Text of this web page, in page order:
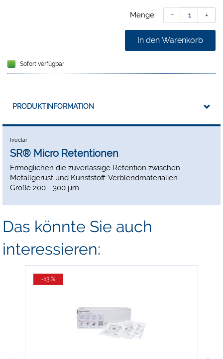
Menge:
In den Warenkorb
Sofort verfügbar
PRODUKTINFORMATION
Ivoclar
SR® Micro Retentionen
Ermöglichen die zuverlässige Retention zwischen
Metallgerüst und Kunststoff-Verblendmaterialien.
Größe 200 - 300 µm.
Das könnte Sie auch
interessieren:
-13 %